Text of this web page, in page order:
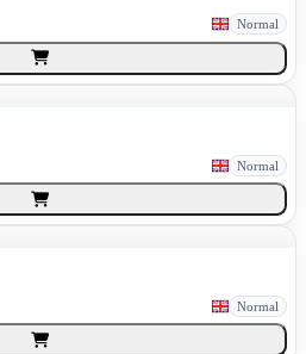
Normal
Normal
Normal